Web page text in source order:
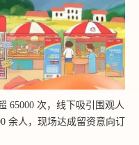
65000 次，线下吸引围观人
余人，现场达成留资意向订